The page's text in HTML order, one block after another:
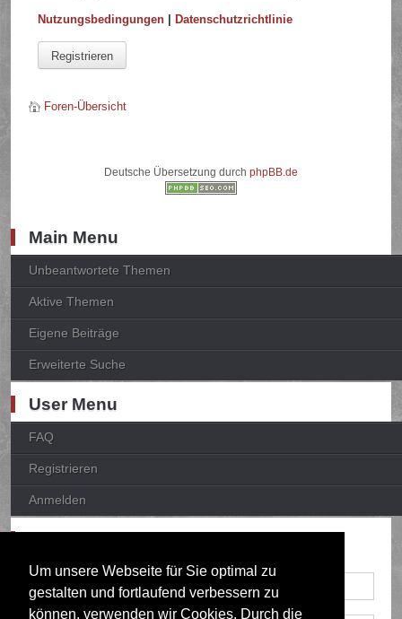
Um unsere Webseite für Sie optimal zu
gestalten und fortlaufend verbessern zu
können, verwenden wir Cookies. Durch die
Nutzungsbedingungen |Datenschutzrichtlinie
Registrieren
Foren-Übersicht
Deutsche Übersetzung durch phpBB.de
Main Menu
Unbeantwortete Themen
Aktive Themen
Eigene Beiträge
Erweiterte Suche
User Menu
FAQ
Registrieren
Anmelden